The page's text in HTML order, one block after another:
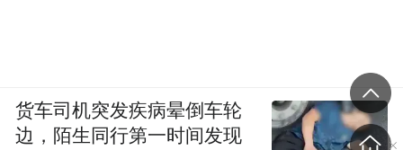
货车司机突发疾病晕倒车轮
边，陌生同行第一时间发现